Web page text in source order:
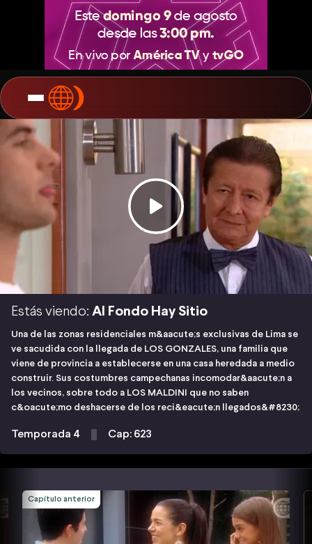
Estás viendo: Al Fondo Hay Sitio
Una de las zonas residenciales m&aacute;s exclusivas de Lima se
ve sacudida con la llegada de LOS GONZALES, una familia que
viene de provincia a establecerse en una casa heredada a medio
construir. Sus costumbres campechanas incomodar&aacute;n a
los vecinos, sobre todo a LOS MALDINI que no saben
c&oacute;mo deshacerse de los reci&eacute;n llegados&#8230;
Temporada 4 Cap: 623
Capítulo anterior